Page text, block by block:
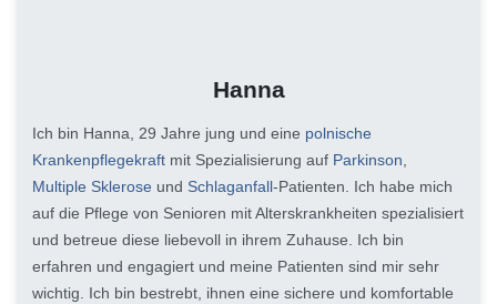
Hanna
Ich bin Hanna, 29 Jahre jung und eine polnische
Krankenpflegekraft mit Spezialisierung auf Parkinson,
Multiple Sklerose und Schlaganfall-Patienten. Ich habe mich
auf die Pflege von Senioren mit Alterskrankheiten spezialisiert
und betreue diese liebevoll in ihrem Zuhause. Ich bin
erfahren und engagiert und meine Patienten sind mir sehr
wichtig. Ich bin bestrebt, ihnen eine sichere und komfortable